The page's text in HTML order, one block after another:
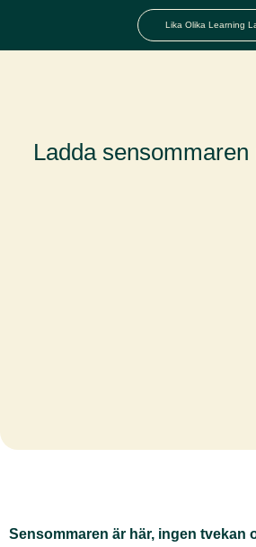
Lika Olika Learning
Ladda sensommaren
Sensommaren är här, ingen tvekan